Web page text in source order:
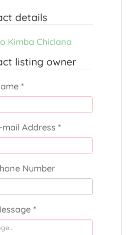
details
Kimba Chiclana
listing owner
*
mail Address *
Number
*